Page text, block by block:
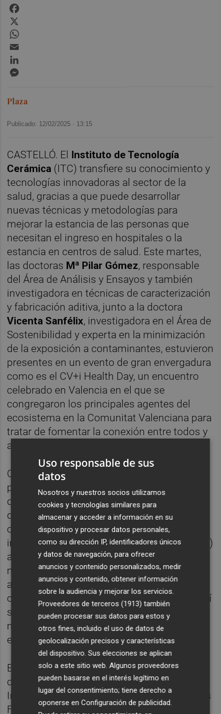
Plaza
Publicado: 12/02/2025 · 13:15
CASTELLÓ. El Instituto de Tecnología
Cerámica (ITC) transfiere su conocimiento y
tecnologías innovadoras al sector de la
salud, gracias a que puede desarrollar
nuevas técnicas y metodologías para
mejorar la estancia de las personas que
necesitan el ingreso en hospitales o la
estancia en centros de salud. Este martes,
las doctoras Mª Pilar Gómez, responsable
del Área de Análisis y Ensayos y también
investigadora en técnicas de caracterización
y fabricación aditiva, junto a la doctora
Vicenta Sanfélix, investigadora en el Área de
Sostenibilidad y experta en la minimización
de la exposición a contaminantes, estuvieron
presentes en un evento de gran envergadura
como es el CV+i Health Day, un encuentro
celebrado en Valencia en el que se
congregaron los principales agentes del
ecosistema en la Comunitat Valenciana para
tratar de fomentar la conexión entre todos y
así poder impulsar y acelerar la innovación.
Concretamente, la doctora Vicenta Sanfélix,
presentó el proyecto Breathing Well
desarrollado en el ITC y en el que se ha
diseñado y desarrollado un sistema de
control y predicción de la calidad del aire
interior basado en la inteligencia artificial (IA)
aplicada en espacios hospitalarios. De este
modo es posible evaluar la exposición a
agentes contaminantes que pueden ser
críticos para la salud de las personas que allí
se encuentren y así se pueden tomar
medidas para evitar o prevenir
enfermedades respiratorias.
Esta investigación ha contado con el apoyo
del Instituto Valenciano de Competitividad e
Innovación (IVACE+i) y los Fondos Europeos
FEDER de Desarrollo Regional. Por su parte,
Uso responsable de sus
datos
Nosotros y nuestros socios utilizamos
cookies y tecnologías similares para
almacenar y acceder a información en su
dispositivo y procesar datos personales,
como su dirección IP, identificadores únicos
y datos de navegación, para ofrecer
anuncios y contenido personalizados, medir
anuncios y contenido, obtener información
sobre la audiencia y mejorar los servicios.
Proveedores de terceros (1913) también
pueden procesar sus datos para estos y
otros fines, incluido el uso de datos de
geolocalización precisos y características
del dispositivo. Sus elecciones se aplican
solo a este sitio web. Algunos proveedores
pueden basarse en el interés legítimo en
lugar del consentimiento; tiene derecho a
oponerse enConfiguración de publicidad.